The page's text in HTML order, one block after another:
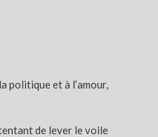
politique et à l’amour,
de lever le voile